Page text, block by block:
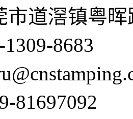
市道滘镇粤晖
8683
81697092